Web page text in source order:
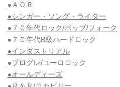
●ＡＯＲ
●シンガー・ソング・ライター
●７０年代ロック/ポップ/フォーク
●７０年代B級ハードロック
●インダストリアル
●プログレ/ユーロロック
●オールディーズ